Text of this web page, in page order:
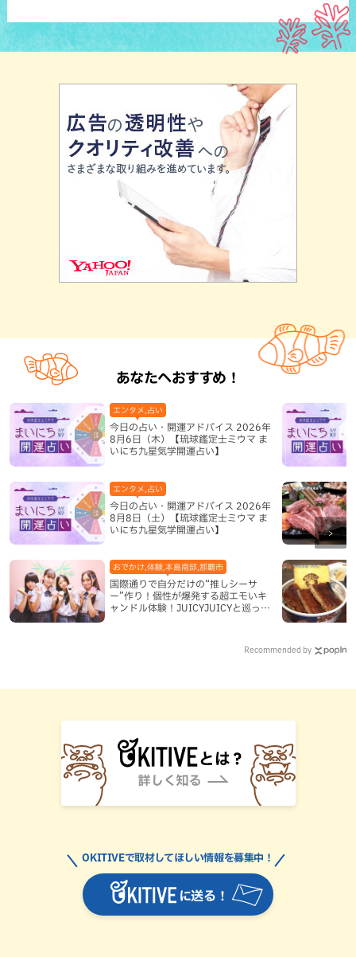
あなたへおすすめ！
今日の占い・開運アドバイス 2026年
8月6日（木）【琉球鑑定士ミウマ ま
いにち九星気学開運占い】
エンタメ,占い
今日の占い・開運アドバイス 2026年
8月8日（土）【琉球鑑定士ミウマ ま
いにち九星気学開運占い】
エンタメ,占い
国際通りで自分だけの“推しシーサ
ー”作り！個性が爆発する超エモいキ
ャンドル体験！JUICYJUICYと巡って
おでかけ,体験,本島南部,那覇市
Recommended by
に送る！
OKITIVEで取材してほしい情報を募集中！